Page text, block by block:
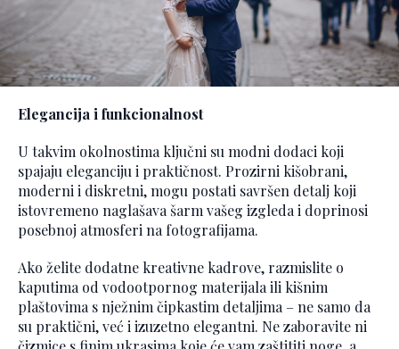
Elegancija i funkcionalnost
U takvim okolnostima ključni su modni dodaci koji
spajaju eleganciju i praktičnost. Prozirni kišobrani,
moderni i diskretni, mogu postati savršen detalj koji
istovremeno naglašava šarm vašeg izgleda i doprinosi
posebnoj atmosferi na fotografijama.
Ako želite dodatne kreativne kadrove, razmislite o
kaputima od vodootpornog materijala ili kišnim
plaštovima s nježnim čipkastim detaljima – ne samo da
su praktični, već i izuzetno elegantni. Ne zaboravite ni